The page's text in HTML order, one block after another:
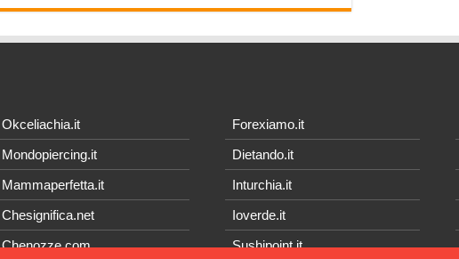
Okceliachia.it
Mondopiercing.it
Mammaperfetta.it
Chesignifica.net
Chenozze.com
Forexiamo.it
Dietando.it
Inturchia.it
Ioverde.it
Sushipoint.it